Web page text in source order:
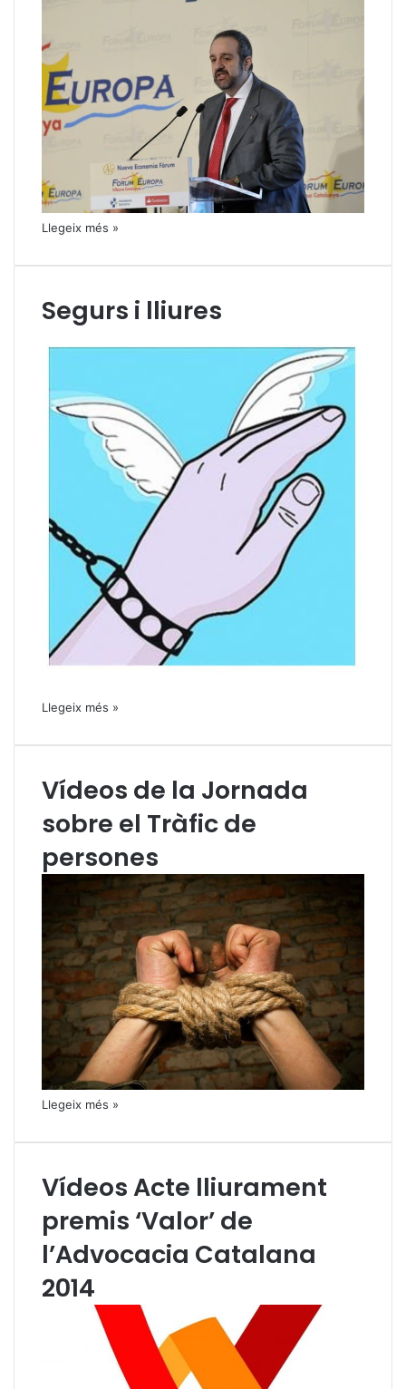
Llegeix més »
Segurs i lliures
Llegeix més »
Vídeos de la Jornada
sobre el Tràfic de
persones
Llegeix més »
Vídeos Acte lliurament
premis ‘Valor’ de
l’Advocacia Catalana
2014